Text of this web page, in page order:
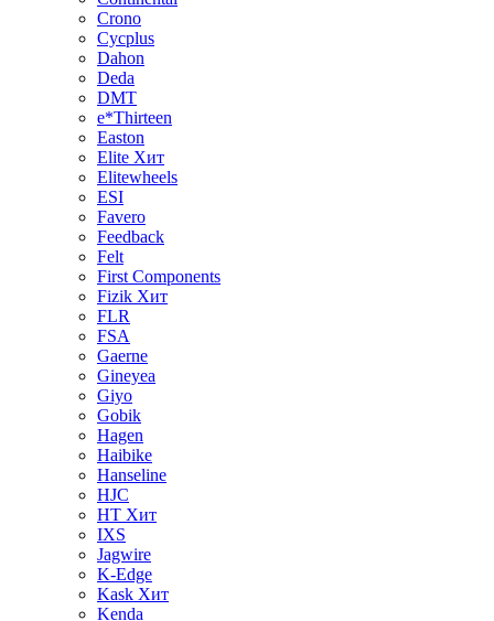
Crono
Cycplus
Dahon
Deda
DMT
e*Thirteen
Easton
Elite Хит
Elitewheels
ESI
Favero
Feedback
Felt
First Components
Fizik Хит
FLR
FSA
Gaerne
Gineyea
Giyo
Gobik
Hagen
Haibike
Hanseline
HJC
HT Хит
IXS
Jagwire
K-Edge
Kask Хит
Kenda